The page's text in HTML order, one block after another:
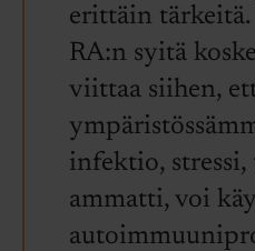
erittäin
RA:n syitä
viittaa siihen,
infektio,
ammatti, voi